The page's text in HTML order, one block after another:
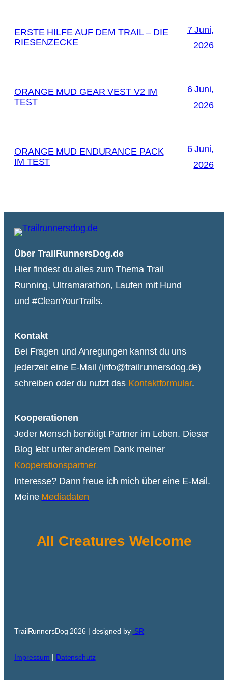
ERSTE HILFE AUF DEM TRAIL – DIE
RIESENZECKE
7 Juni,
2026
ORANGE MUD GEAR VEST V2 IM
TEST
6 Juni,
2026
ORANGE MUD ENDURANCE PACK
IM TEST
6 Juni,
2026
Über TrailRunnersDog.de
Hier findest du alles zum Thema Trail
Running, Ultramarathon, Laufen mit Hund
und #CleanYourTrails.
Kontakt
Bei Fragen und Anregungen kannst du uns
jederzeit eine E-Mail (info@trailrunnersdog.de)
schreiben oder du nutzt das Kontaktformular.
Kooperationen
Jeder Mensch benötigt Partner im Leben. Dieser
Blog lebt unter anderem Dank meiner
Kooperationspartner.
Interesse? Dann freue ich mich über eine E-Mail.
Meine Mediadaten
All Creatures Welcome
TrailRunnersDog 2026 | designed by SR
Impressum | Datenschutz